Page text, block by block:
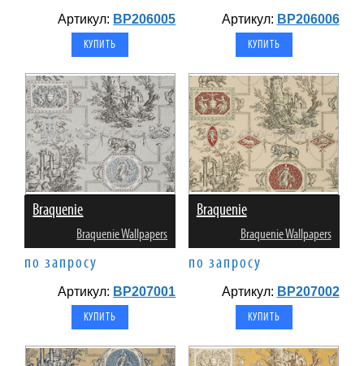
Артикул: BP206005 Артикул: BP206006
Braquenie
Braquenie Wallpapers
по запросу
Артикул: BP207001
Braquenie
Braquenie Wallpapers
по запросу
Артикул: BP207002